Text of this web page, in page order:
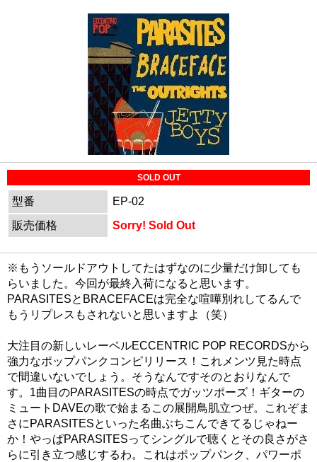
SOLD OUT
型番
EP-02
販売価格
Sorry! Sold Out
※もうソールドアウトしてたはずなのに少量だけ卸しても
らいました。今回が最終入荷になると思います。
PARASITESとBRACEFACEは完全な喧嘩別れしてるんで
もうリプレスもされないと思いますよ（笑）
大注目の新しいレーベルECCENTRIC POP RECORDSから
強力なポップパンクコンピリリース！これメンツ見た時点
で間違いないでしょう。そうなんですそのとおりなんで
す。1曲目のPARASITESの時点でガッツポーズ！ギターの
ミュートDAVEの歌で始まるこの展開鳥肌立つぜ。これぞま
さにPARASITESといった名曲ぶちこんできてるじゃねー
か！やっぱPARASITESってシングルで聴くとその良さがさ
らに引き立つ感じするわ。これはポップパンク、パワーポ